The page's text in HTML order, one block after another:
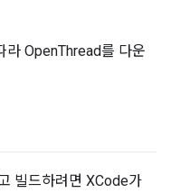
라 OpenThread를 다운
빌드하려면 XCode가